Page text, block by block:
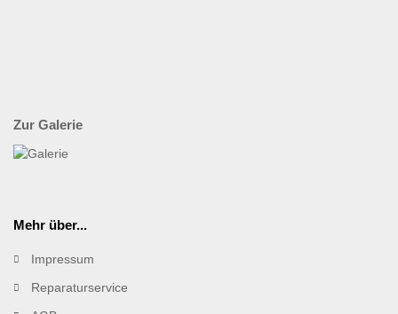
Zur Galerie
Mehr über...
Impressum
Reparaturservice